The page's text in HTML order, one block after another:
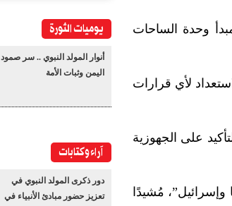
وحدة الساحات
لأي قرارات
على الجهوزية
وإسرائيل”، مُشيدًا
يوميات الثورة
أنوار المولد النبوي .. سر صمود
اليمن وثبات الأمة
آراء وكتابات
دور ذكرى المولد النبوي في
تعزيز حضور مبادئ الأنبياء في